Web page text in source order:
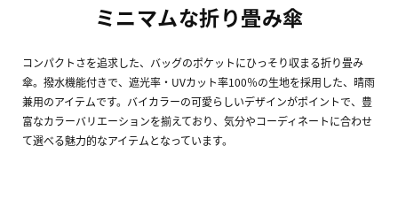
ミニマムな折り畳み傘
コンパクトさを追求した、バッグのポケットにひっそり収まる折り畳み
傘。撥水機能付きで、遮光率・UVカット率100％の生地を採用した、晴雨
兼用のアイテムです。バイカラーの可愛らしいデザインがポイントで、豊
富なカラーバリエーションを揃えており、気分やコーディネートに合わせ
て選べる魅力的なアイテムとなっています。